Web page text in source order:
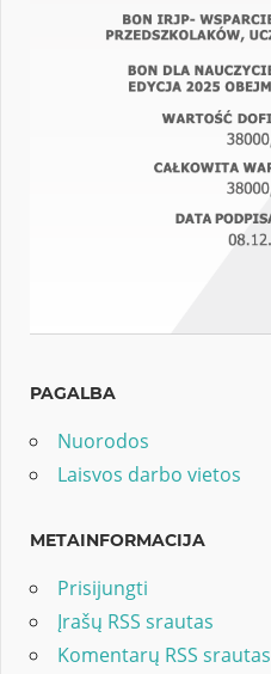
PAGALBA
Nuorodos
Laisvos darbo vietos
METAINFORMACIJA
Prisijungti
Įrašų RSS srautas
Komentarų RSS srautas